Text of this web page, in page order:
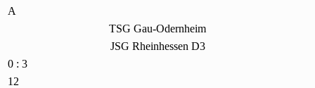
A
TSG Gau-Odernheim
JSG Rheinhessen D3
0 : 3
12